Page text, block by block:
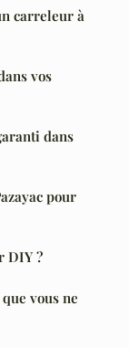
carreleur à
vos
dans
pour
DIY ?
vous ne